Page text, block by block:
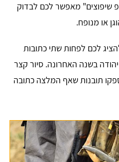
שיפוצים" מאפשר לכם לבדוק
או מנופח.
לכם לפחות שתי כתובות
בשנה האחרונה. סיור קצר
תובנות שאף המלצה כתובה